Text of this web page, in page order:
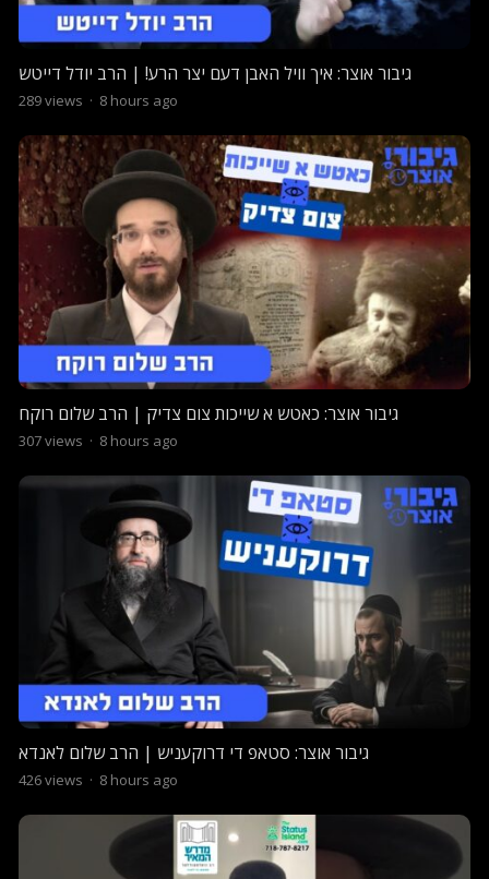
גיבור אוצר: איך וויל האבן דעם יצר הרע! | הרב יודל דייטש
289views · 8 hours ago
גיבור אוצר: כאטש א שייכות צום צדיק | הרב שלום רוקח
307views · 8 hours ago
גיבור אוצר: סטאפ די דרוקעניש | הרב שלום לאנדא
426views · 8 hours ago